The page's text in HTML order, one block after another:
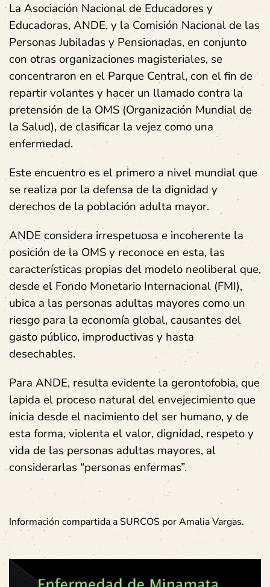
La Asociación Nacional de Educadores y
Educadoras, ANDE, y la Comisión Nacional de las
Personas Jubiladas y Pensionadas, en conjunto
con otras organizaciones magisteriales, se
concentraron en el Parque Central, con el fin de
repartir volantes y hacer un llamado contra la
pretensión de la OMS (Organización Mundial de
la Salud), de clasificar la vejez como una
enfermedad.
Este encuentro es el primero a nivel mundial que
se realiza por la defensa de la dignidad y
derechos de la población adulta mayor.
ANDE considera irrespetuosa e incoherente la
posición de la OMS y reconoce en esta, las
características propias del modelo neoliberal que,
desde el Fondo Monetario Internacional (FMI),
ubica a las personas adultas mayores como un
riesgo para la economía global, causantes del
gasto público, improductivas y hasta
desechables.
Para ANDE, resulta evidente la gerontofobia, que
lapida el proceso natural del envejecimiento que
inicia desde el nacimiento del ser humano, y de
esta forma, violenta el valor, dignidad, respeto y
vida de las personas adultas mayores, al
considerarlas “personas enfermas”.
Información compartida a SURCOS por Amalia Vargas.